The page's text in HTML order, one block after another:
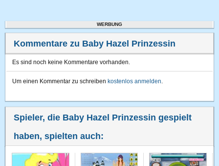
WERBUNG
Kommentare zu Baby Hazel Prinzessin
Es sind noch keine Kommentare vorhanden.
Um einen Kommentar zu schreiben kostenlos anmelden.
Spieler, die Baby Hazel Prinzessin gespielt
haben, spielten auch: